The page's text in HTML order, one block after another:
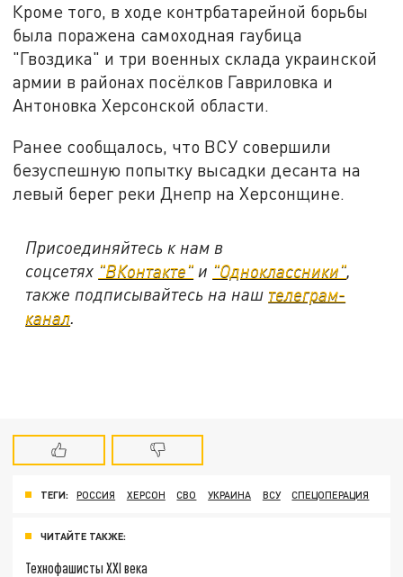
Кроме того, в ходе контрбатарейной борьбы
была поражена самоходная гаубица
"Гвоздика" и три военных склада украинской
армии в районах посёлков Гавриловка и
Антоновка Херсонской области.
Ранее сообщалось, что ВСУ совершили
безуспешную попытку высадки десанта на
левый берег реки Днепр на Херсонщине.
Присоединяйтесь к нам в
соцсетях "ВКонтакте" и "Одноклассники",
также подписывайтесь на наш телеграм-
канал.
ТЕГИ: РОССИЯ ХЕРСОН СВО УКРАИНА ВСУ СПЕЦОПЕРАЦИЯ
ЧИТАЙТЕ ТАКЖЕ:
Технофашисты XXI века